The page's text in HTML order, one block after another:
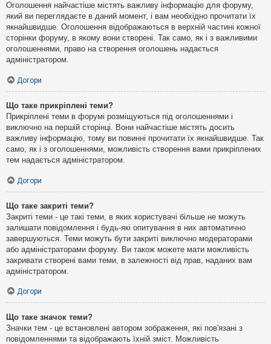
Оголошення найчастіше містять важливу інформацію для форуму,
який ви переглядаєте в даний момент, і вам необхідно прочитати їх
якнайшвидше. Оголошення відображаються в верхній частині кожної
сторінки форуму, в якому вони створені. Так само, як і з важливими
оголошеннями, право на створення оголошень надається
адміністратором.
Догори
Що таке прикріплені теми?
Прикріплені теми в форумі розміщуються під оголошеннями і
виключно на першій сторінці. Вони найчастіше містять досить
важливу інформацію, тому ви повинні прочитати їх якнайшвидше. Так
само, як і з оголошеннями, можливість створення вами прикріплених
тем надається адміністратором.
Догори
Що таке закриті теми?
Закриті теми - це такі теми, в яких користувачі більше не можуть
залишати повідомлення і будь-які опитування в них автоматично
завершуються. Теми можуть бути закриті виключно модераторами
або адміністраторами форуму. Ви також можете мати можливість
закривати створені вами теми, в залежності від прав, наданих вам
адміністратором.
Догори
Що таке значок теми?
Значки тем - це встановлені автором зображення, які пов'язані з
повідомленнями та відображають їхній зміст. Можливість